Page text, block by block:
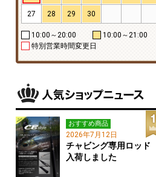
27 28 29 30
10:00～20:00
10:00～21:00
特別営業時間変更日
おすすめ商品
2026年7月12日
チャビング専用ロッド
入荷しました